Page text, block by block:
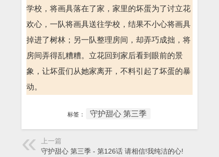
学校，将画具落在了家，家里的坏蛋为了讨立花
欢心，一队将画具送往学校，结果不小心将画具
掉进了树林；另一队整理房间，却弄巧成拙，将
房间弄得乱糟糟。立花回到家后看到眼前的景
象，让坏蛋们从她家离开，不料引起了坏蛋的暴
动。
标签： 守护甜心 第三季
上一篇
守护甜心 第三季 - 第126话 请相信!我纯洁的心!